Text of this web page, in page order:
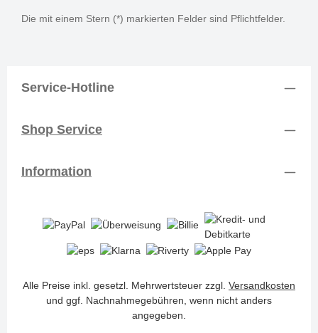
Die mit einem Stern (*) markierten Felder sind Pflichtfelder.
Service-Hotline
Shop Service
Information
Alle Preise inkl. gesetzl. Mehrwertsteuer zzgl. Versandkosten
und ggf. Nachnahmegebühren, wenn nicht anders
angegeben.